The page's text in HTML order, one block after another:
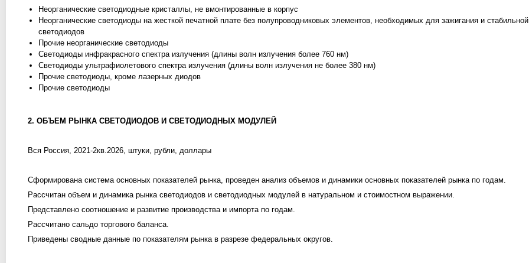
Неорганические светодиодные кристаллы, не вмонтированные в корпус
Неорганические светодиоды на жесткой печатной плате без полупроводниковых элементов, необходимых для зажигания и
светодиодов
Прочие неорганические светодиоды
Светодиоды инфракрасного спектра излучения (длины волн излучения более 760 нм)
Светодиоды ультрафиолетового спектра излучения (длины волн излучения не более 380 нм)
Прочие светодиоды, кроме лазерных диодов
Прочие светодиоды
2. ОБЪЕМ РЫНКА СВЕТОДИОДОВ И СВЕТОДИОДНЫХ МОДУЛЕЙ
Вся Россия, 2021-2кв.2026, штуки, рубли, доллары
Сформирована система основных показателей рынка, проведен анализ объемов и динамики основных показателей рынка по годам.
Рассчитан объем и динамика рынка светодиодов и светодиодных модулей в натуральном и стоимостном выражении.
Представлено соотношение и развитие производства и импорта по годам.
Рассчитано сальдо торгового баланса.
Приведены сводные данные по показателям рынка в разрезе федеральных округов.